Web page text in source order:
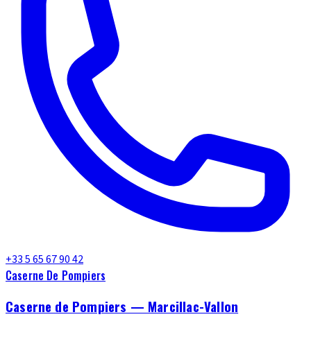
+33 5 65 67 90 42
Caserne De Pompiers
Caserne de Pompiers — Marcillac-Vallon